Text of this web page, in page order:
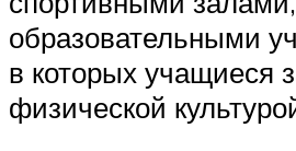
образовательными
в которых учащиеся
физической